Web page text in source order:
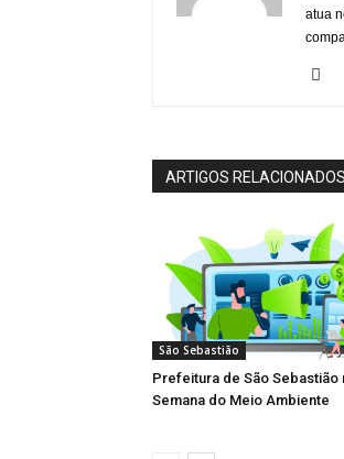
atua
ARTIGOS RELACIONADOS
São Sebastião
Prefeitura de São Sebastião
Semana do Meio Ambiente